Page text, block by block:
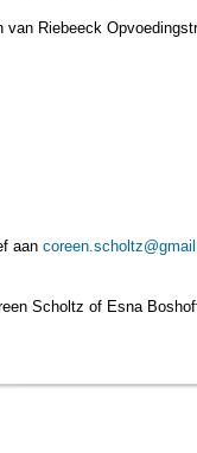
van Riebeeck
aan
Scholtz of Esna